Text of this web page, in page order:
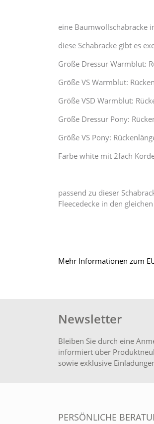
eine Baumwollschabracke
diese Schabracke gibt es
Größe Dressur Warmblut:
Größe VS Warmblut:
Größe VSD Warmblut:
Größe Dressur Pony:
Größe VS Pony:
Farbe white mit 2fach
passend zu dieser
Fleecedecke in den
Mehr Informationen zum
Newsletter
Bleiben Sie durch eine
informiert über
sowie exklusive
PERSÖNLICHE